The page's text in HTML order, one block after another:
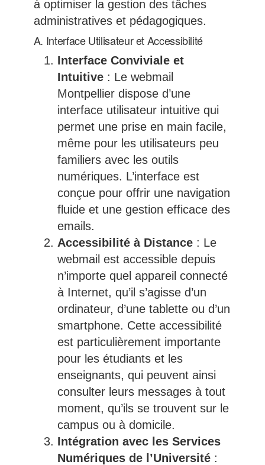
à optimiser la gestion des tâches
administratives et pédagogiques.
A. Interface Utilisateur et Accessibilité
Interface Conviviale et
Intuitive: Le webmail
Montpellier dispose d’une
interface utilisateur intuitive qui
permet une prise en main facile,
même pour les utilisateurs peu
familiers avec les outils
numériques. L’interface est
conçue pour offrir une navigation
fluide et une gestion efficace des
emails.
Accessibilité à Distance: Le
webmail est accessible depuis
n’importe quel appareil connecté
à Internet, qu’il s’agisse d’un
ordinateur, d’une tablette ou d’un
smartphone. Cette accessibilité
est particulièrement importante
pour les étudiants et les
enseignants, qui peuvent ainsi
consulter leurs messages à tout
moment, qu’ils se trouvent sur le
campus ou à domicile.
Intégration avec les Services
Numériques de l’Université: